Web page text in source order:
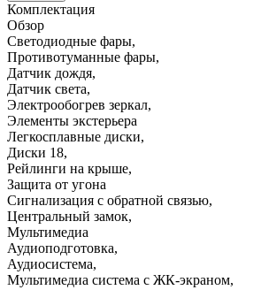
Комплектация
Обзор
Светодиодные фары,
Противотуманные фары,
Датчик дождя,
Датчик света,
Электрообогрев зеркал,
Элементы экстерьера
Легкосплавные диски,
Диски 18,
Рейлинги на крыше,
Защита от угона
Сигнализация с обратной связью,
Центральный замок,
Мультимедиа
Аудиоподготовка,
Аудиосистема,
Мультимедиа система с ЖК-экраном,